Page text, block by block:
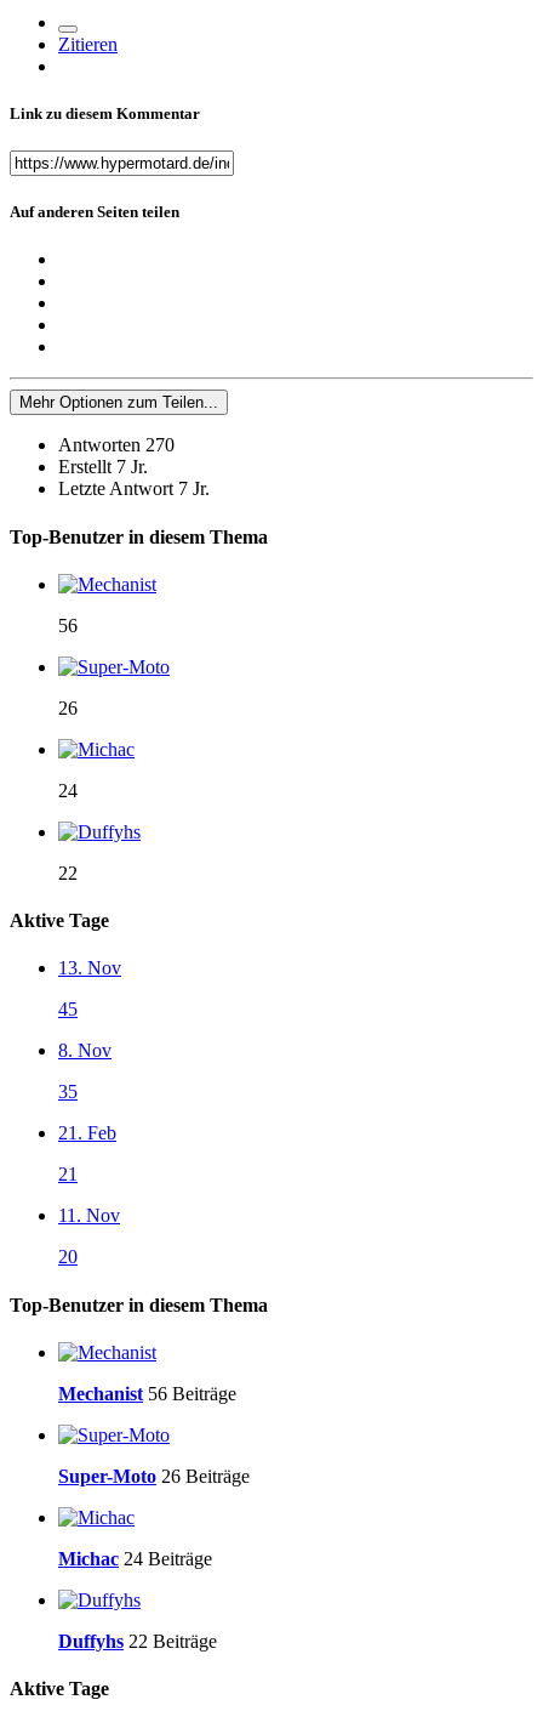
Zitieren
Link zu diesem Kommentar
Auf anderen Seiten teilen
Mehr Optionen zum Teilen...
Antworten 270
Erstellt 7 Jr.
Letzte Antwort 7 Jr.
Top-Benutzer in diesem Thema
56
26
24
22
Aktive Tage
13. Nov
45
8. Nov
35
21. Feb
21
11. Nov
20
Top-Benutzer in diesem Thema
Mechanist 56 Beiträge
Super-Moto 26 Beiträge
Michac 24 Beiträge
Duffyhs 22 Beiträge
Aktive Tage